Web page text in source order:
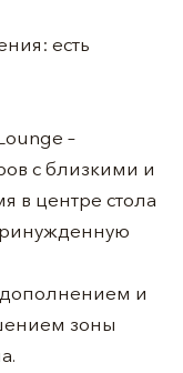
есть
–
с близкими и
в центре стола
и
зоны